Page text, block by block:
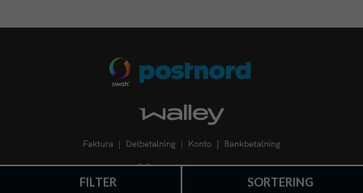
FILTER SORTERING